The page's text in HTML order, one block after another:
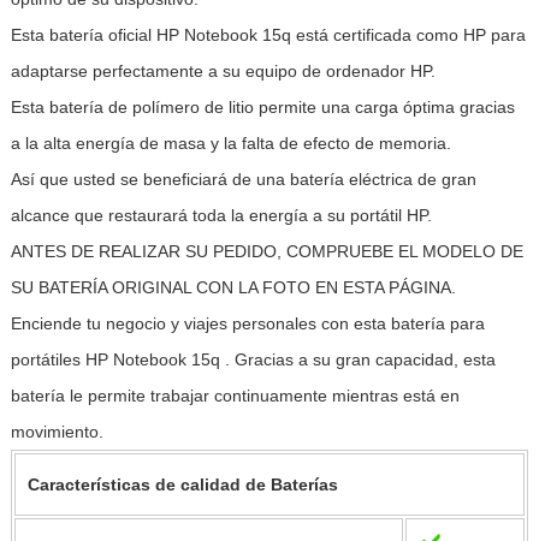
Esta batería oficial HP Notebook 15q está certificada como HP para
adaptarse perfectamente a su equipo de ordenador HP.
Esta batería de polímero de litio permite una carga óptima gracias
a la alta energía de masa y la falta de efecto de memoria.
Así que usted se beneficiará de una batería eléctrica de gran
alcance que restaurará toda la energía a su portátil HP.
ANTES DE REALIZAR SU PEDIDO, COMPRUEBE EL MODELO DE
SU BATERÍA ORIGINAL CON LA FOTO EN ESTA PÁGINA.
Enciende tu negocio y viajes personales con esta batería para
portátiles HP Notebook 15q . Gracias a su gran capacidad, esta
batería le permite trabajar continuamente mientras está en
movimiento.
Características de calidad de Baterías